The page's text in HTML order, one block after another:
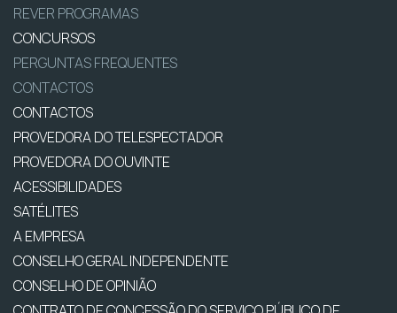
REVER PROGRAMAS
CONCURSOS
PERGUNTAS FREQUENTES
CONTACTOS
CONTACTOS
PROVEDORA DO TELESPECTADOR
PROVEDORA DO OUVINTE
ACESSIBILIDADES
SATÉLITES
A EMPRESA
CONSELHO GERAL INDEPENDENTE
CONSELHO DE OPINIÃO